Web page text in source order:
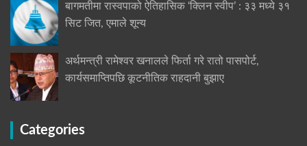
बागमतीमा रास्वपाको ऐतिहासिक ‘क्लिन स्वीप’ : ३३ मध्ये ३१
सिट जित, एमाले शून्य
अर्थमन्त्री रामेश्वर खनालले फिर्ता गरे रातो पासपोर्ट,
कार्यसमाप्तिपछि कूटनीतिक राहदानी बुझाए
Categories